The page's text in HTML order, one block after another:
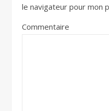
le navigateur pour mon
Commentaire